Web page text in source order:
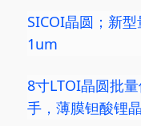
SICOI晶圆；新
1um
8寸LTOI晶圆批
手，薄膜钽酸锂